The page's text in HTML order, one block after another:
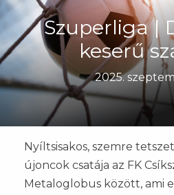
Szuperliga |
keserű
2025.
Nyíltsisakos, szemre
újoncok csatája az FK
Metaloglobus között, ami